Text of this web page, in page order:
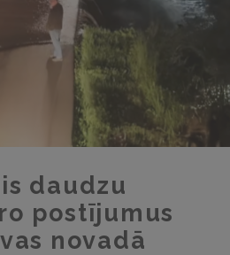
daudzu
postījumus
novadā